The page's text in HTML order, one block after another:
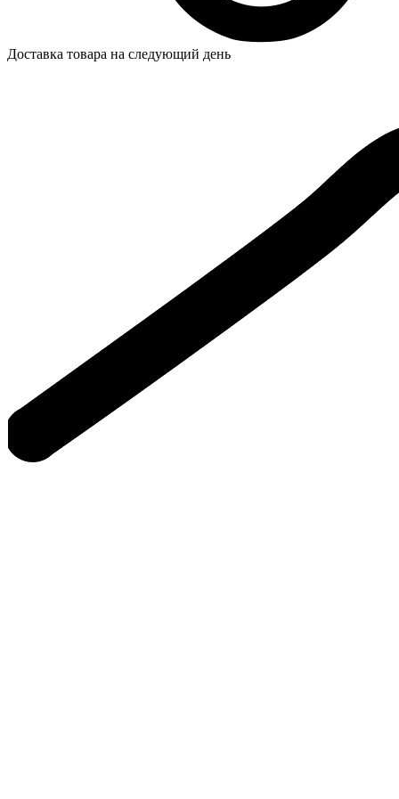
Доставка товара на следующий день